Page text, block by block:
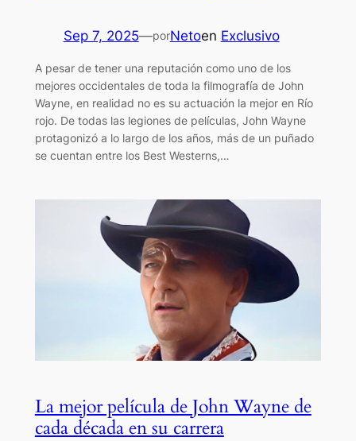
Sep 7, 2025—porNetoen Exclusivo
A pesar de tener una reputación como uno de los
mejores occidentales de toda la filmografía de John
Wayne, en realidad no es su actuación la mejor en Río
rojo. De todas las legiones de películas, John Wayne
protagonizó a lo largo de los años, más de un puñado
se cuentan entre los Best Westerns,…
La mejor película de John Wayne de
cada década en su carrera